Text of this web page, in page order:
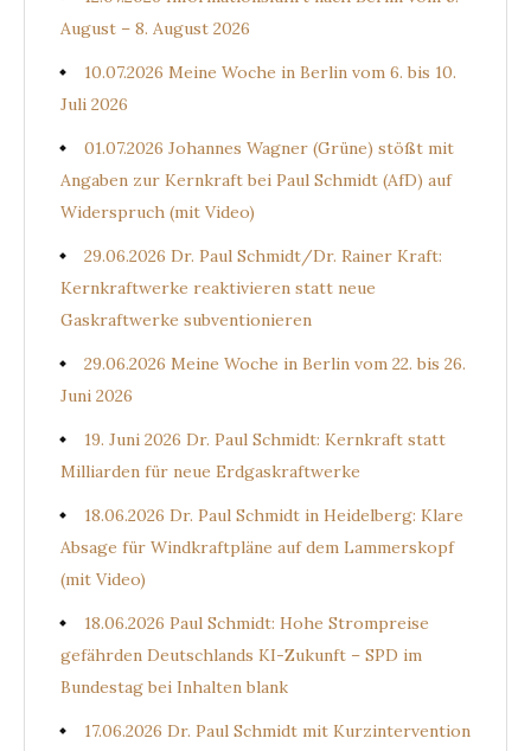
August – 8. August 2026
10.07.2026 Meine Woche in Berlin vom 6. bis 10.
Juli 2026
01.07.2026 Johannes Wagner (Grüne) stößt mit
Angaben zur Kernkraft bei Paul Schmidt (AfD) auf
Widerspruch (mit Video)
29.06.2026 Dr. Paul Schmidt/Dr. Rainer Kraft:
Kernkraftwerke reaktivieren statt neue
Gaskraftwerke subventionieren
29.06.2026 Meine Woche in Berlin vom 22. bis 26.
Juni 2026
19. Juni 2026 Dr. Paul Schmidt: Kernkraft statt
Milliarden für neue Erdgaskraftwerke
18.06.2026 Dr. Paul Schmidt in Heidelberg: Klare
Absage für Windkraftpläne auf dem Lammerskopf
(mit Video)
18.06.2026 Paul Schmidt: Hohe Strompreise
gefährden Deutschlands KI-Zukunft – SPD im
Bundestag bei Inhalten blank
17.06.2026 Dr. Paul Schmidt mit Kurzintervention